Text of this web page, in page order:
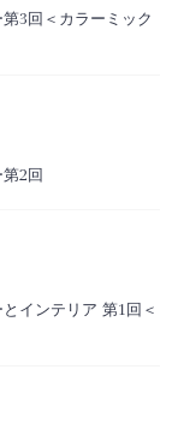
3回＜カラーミック
2回
インテリア 第1回＜